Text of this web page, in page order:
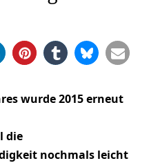
wurde 2015 erneut
die
nochmals leicht